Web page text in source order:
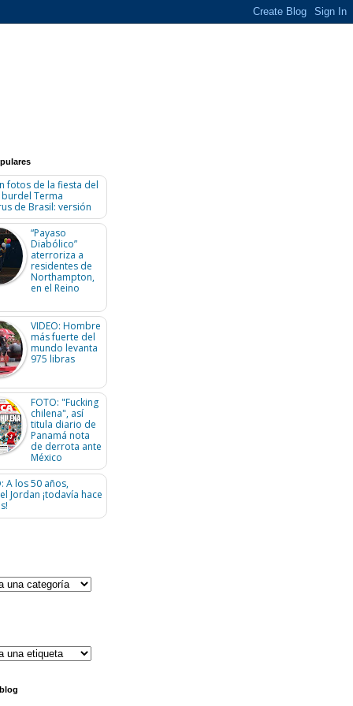
fotos de la fiesta del
Terma
de Brasil: versión
“Payaso
Diabólico”
aterroriza a
residentes de
Northampton,
en el Reino
VIDEO: Hombre
más fuerte del
mundo levanta
975 libras
FOTO: "Fucking
chilena", así
titula diario de
Panamá nota
de derrota ante
México
A los 50 años,
Jordan ¡todavía hace